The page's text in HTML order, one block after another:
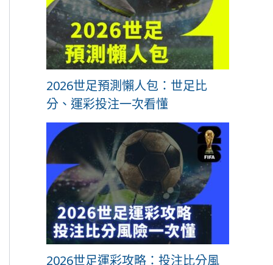
2026世足預測懶人包：世足比
分、運彩投注一次看懂
2026世足運彩攻略：投注比分風